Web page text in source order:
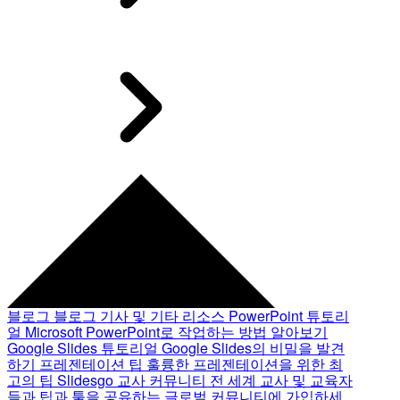
블로그 블로그 기사 및 기타 리소스 PowerPoint 튜토리
얼 Microsoft PowerPoint로 작업하는 방법 알아보기
Google Slides 튜토리얼 Google Slides의 비밀을 발견
하기 프레젠테이션 팁 훌륭한 프레젠테이션을 위한 최
고의 팁 Slidesgo 교사 커뮤니티 전 세계 교사 및 교육자